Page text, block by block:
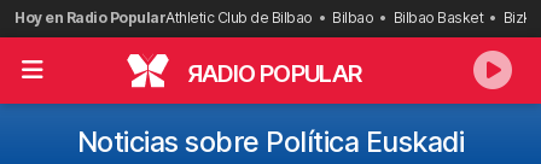
Saltar
al
contenido
Hoy en Radio PopularAthletic Club de Bilbao Bilbao Bilbao Basket
RADIO POPULAR
Noticias sobre Política Euskadi